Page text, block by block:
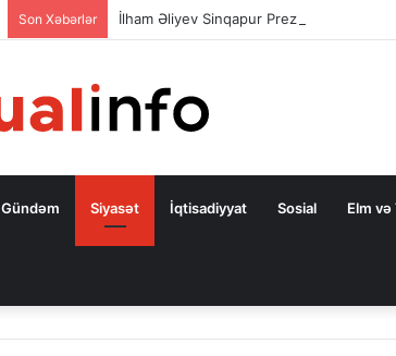
Son Xəbərlər İlham Əliyev Sinqapur Prezidentini təbrik
Gündəm Siyasət İqtisadiyyat Sosial Elm və